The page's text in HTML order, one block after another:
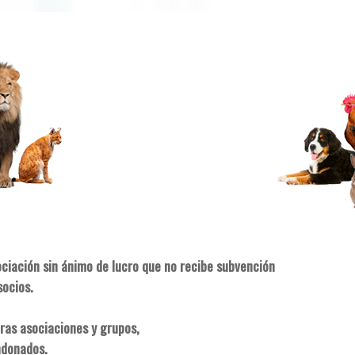
sin ánimo de lucro que no recibe subvención
asociaciones y grupos,